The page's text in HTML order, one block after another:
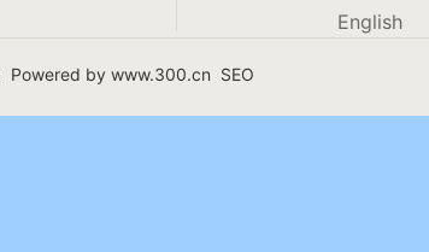
English
Powered by www.300.cn​ SEO